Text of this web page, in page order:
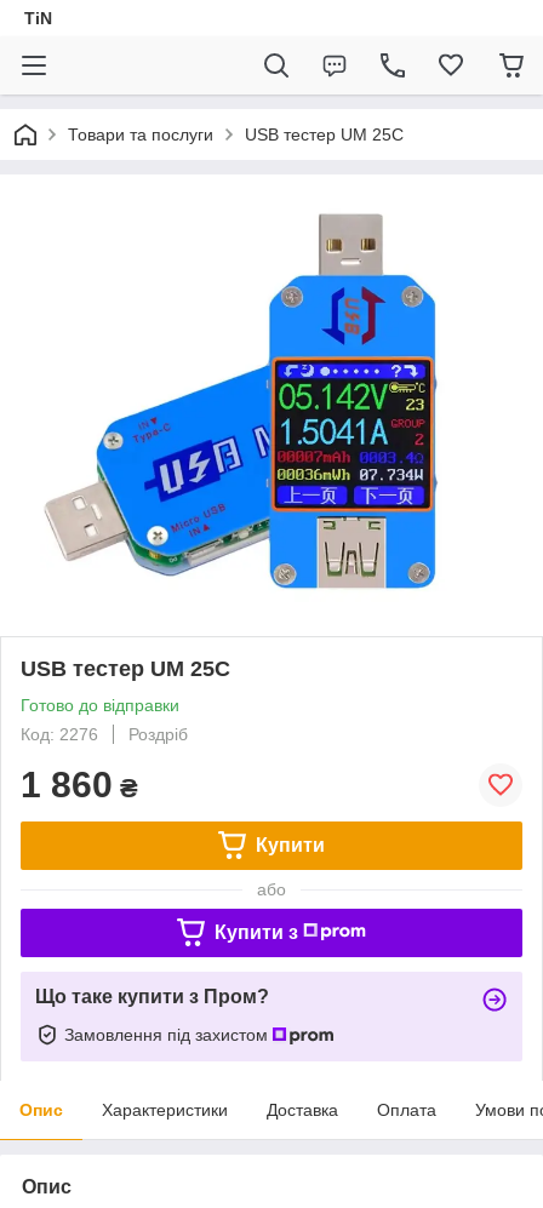
TiN
Товари та послуги USB тестер UM 25C
USB тестер UM 25C
Готово до відправки
Код: 2276
Роздріб
1 860 ₴
Купити
або
Купити з
Що таке купити з Пром?
Замовлення під захистом
Опис Характеристики Доставка Оплата Умови
Опис